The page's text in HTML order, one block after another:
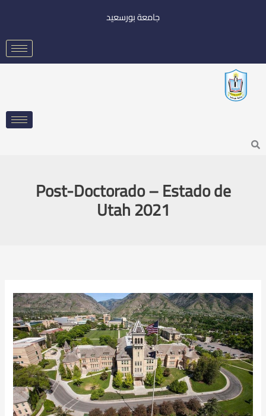
جامعة بورسعيد
Search
Post-Doctorado – Estado de
Utah 2021